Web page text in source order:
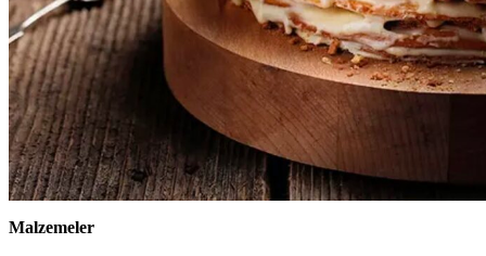
Malzemeler